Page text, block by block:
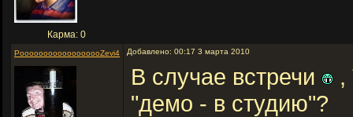
Карма: 0
PoooooooooooooooooZevi4 Добавлено: 00:17 3 марта 2010
В случае встречи
,
"демо - в студию"?